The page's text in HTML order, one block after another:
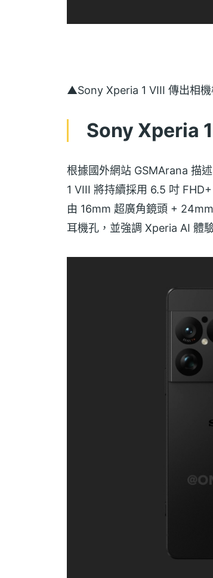
▲Sony Xperia 1 VIII 傳出相機
Sony Xperia
根據國外網站 GSMArana 描
1 VIII 將持續採用 6.5 吋
由 16mm 超廣角鏡頭 +
耳機孔，並強調 Xperia AI 體